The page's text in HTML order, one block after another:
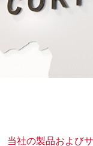
当社の製品および